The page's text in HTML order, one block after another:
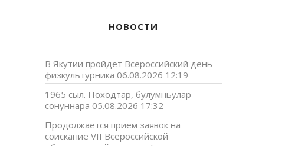
НОВОСТИ
В Якутии пройдет Всероссийский день
физкультурника 06.08.2026 12:19
1965 сыл. Походтар, булумньулар
сонуннара 05.08.2026 17:32
Продолжается прием заявок на
соискание VII Всероссийской